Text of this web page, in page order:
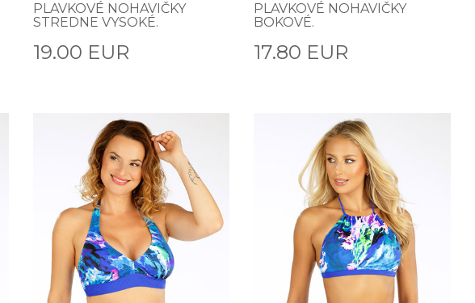
PLAVKOVÉ NOHAVIČKY
STREDNE VYSOKÉ.
19.00 EUR
PLAVKOVÉ NOHAVIČKY
BOKOVÉ.
17.80 EUR